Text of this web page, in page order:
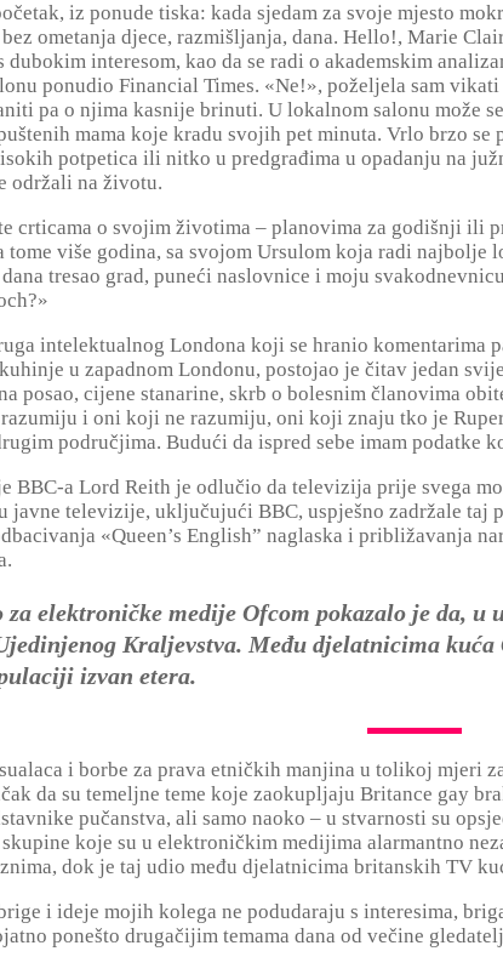
iz ponude tiska: kada sjedam za svoje mjesto
ometanja djece, razmišljanja, dana. Hello!, Marie
dubokim interesom, kao da se radi o akademskim
ponudio Financial Times. «Ne!», poželjela sam
pa o njima kasnije brinuti. U lokalnom salonu može
mama koje kradu svojih pet minuta. Vrlo brzo
potpetica ili nitko u predgrađima u opadanju na
održali na životu.
crticama o svojim životima – planovima za godišnji ili
više godina, sa svojom Ursulom koja radi
tresao grad, puneći naslovnice i moju
intelektualnog Londona koji se hranio komentarima
u zapadnom Londonu, postojao je čitav jedan
posao, cijene stanarine, skrb o bolesnim članovima
i oni koji ne razumiju, oni koji znaju tko je
područjima. Budući da ispred sebe imam podatke
BBC-a Lord Reith je odlučio da televizija prije svega
javne televizije, uključujući BBC, uspješno zadržale
«Queen’s English” naglaska i
elektroničke medije Ofcom pokazalo je da,
Kraljevstva. Među djelatnicima
izvan etera.
i borbe za prava etničkih manjina u tolikoj
da su temeljne teme koje zaokupljaju Britance gay
pučanstva, ali samo naoko – u stvarnosti su
koje su u elektroničkim medijima alarmantno
dok je taj udio među djelatnicima britanskih TV
i ideje mojih kolega ne podudaraju s interesima,
ponešto drugačijim temama dana od večine